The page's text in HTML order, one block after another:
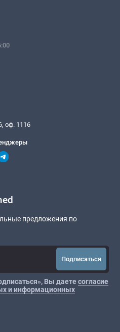
оф. 1116
предложения по
Подписаться
Вы даетесогласие
и информационных